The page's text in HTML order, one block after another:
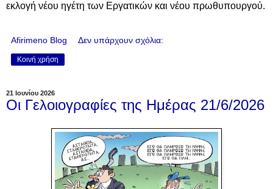
εκλογή νέου ηγέτη των Εργατικών και νέου πρωθυπουργού.
Afirimeno Blog Δεν υπάρχουν σχόλια:
Κοινή χρήση
21 Ιουνίου 2026
Οι Γελοιογραφίες της Ημέρας 21/6/2026